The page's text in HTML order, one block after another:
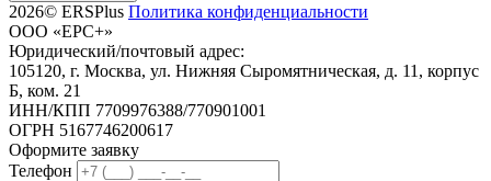
2026© ERSPlus Политика конфиденциальности
ООО «ЕРС+»
Юридический/почтовый адрес:
105120, г. Москва, ул. Нижняя Сыромятническая, д. 11, корпус
Б, ком. 21
ИНН/КПП 7709976388/770901001
ОГРН 5167746200617
Оформите заявку
Телефон